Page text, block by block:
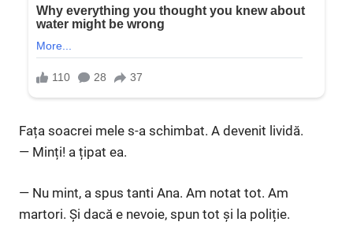
Fața soacrei mele s-a schimbat. A devenit lividă.
— Minți! a țipat ea.
— Nu mint, a spus tanti Ana. Am notat tot. Am
martori. Și dacă e nevoie, spun tot și la poliție.